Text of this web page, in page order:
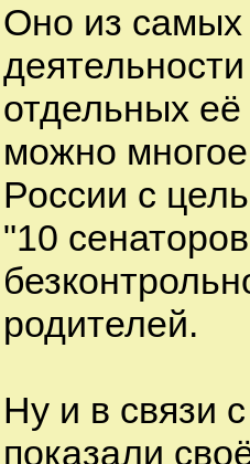
Оно из самых
отдельных
можно
России с
"10
родителей.
Ну и в связи
показали